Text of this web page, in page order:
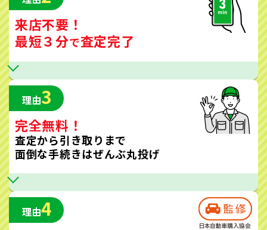
来店不要！
最短３分で査定完了
理由3
完全無料！
査定から引き取りまで
面倒な手続きはぜんぶ丸投げ
理由4